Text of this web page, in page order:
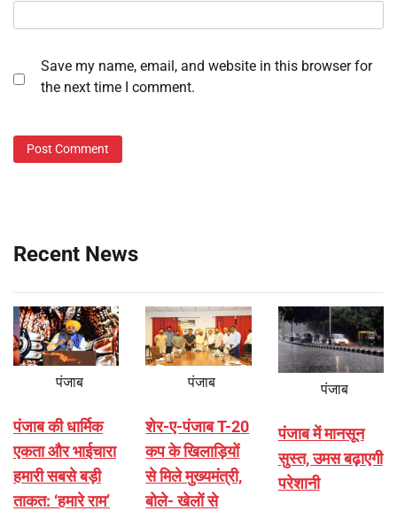
Save my name, email, and website in this browser for
the next time I comment.
Recent News
पंजाब
पंजाब की धार्मिक
एकता और भाईचारा
हमारी सबसे बड़ी
ताकत: ‘हमारे राम’
पंजाब
शेर-ए-पंजाब T-20
कप के खिलाड़ियों
से मिले मुख्यमंत्री,
बोले- खेलों से
पंजाब
पंजाब में मानसून
सुस्त, उमस बढ़ाएगी
परेशानी